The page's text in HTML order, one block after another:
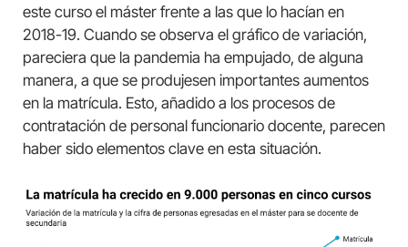
este curso el máster frente a las que lo hacían en
2018-19. Cuando se observa el gráfico de variación,
pareciera que la pandemia ha empujado, de alguna
manera, a que se produjesen importantes aumentos
en la matrícula. Esto, añadido a los procesos de
contratación de personal funcionario docente, parecen
haber sido elementos clave en esta situación.